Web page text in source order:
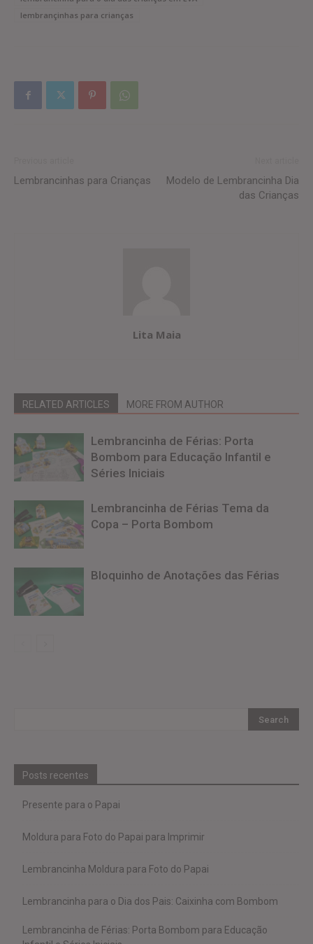
lembrançinhas para crianças
Lembrancinhas para Crianças
Modelo de Lembrancinha Dia
das Crianças
Lita Maia
RELATED ARTICLES MORE FROM AUTHOR
Lembrancinha de Férias: Porta
Bombom para Educação Infantil e
Séries Iniciais
Lembrancinha de Férias Tema da
Copa – Porta Bombom
Bloquinho de Anotações das Férias
Posts recentes
Presente para o Papai
Moldura para Foto do Papai para Imprimir
Lembrancinha Moldura para Foto do Papai
Lembrancinha para o Dia dos Pais: Caixinha com Bombom
Lembrancinha de Férias: Porta Bombom para Educação